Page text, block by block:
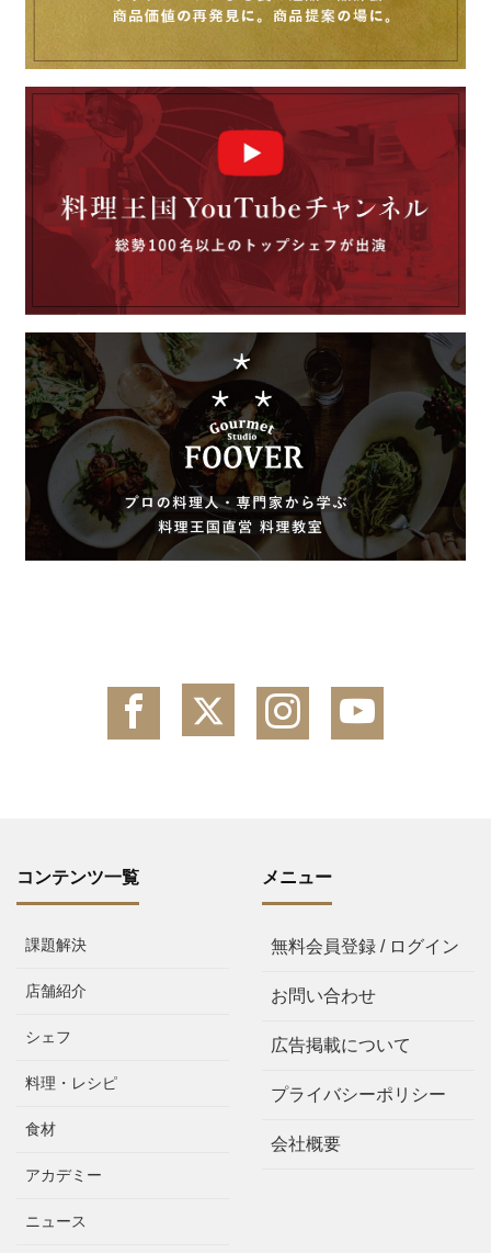
コンテンツ一覧
課題解決
店舗紹介
シェフ
料理・レシピ
食材
アカデミー
ニュース
メニュー
無料会員登録 / ログイン
お問い合わせ
広告掲載について
プライバシーポリシー
会社概要